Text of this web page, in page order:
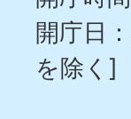
開庁日
を除く]